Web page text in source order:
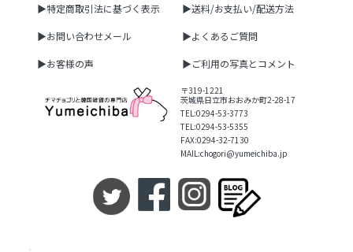
▶特定商取引法に基づく表示 ▶送料/お支払い/配送方法
▶お問い合わせメール ▶よくあるご質問
▶お客様の声 ▶ご利用の写真とコメント
〒319-1221
茨城県日立市おおみか町2-28-17
TEL:0294-53-3773
TEL:0294-53-5355
FAX:0294-32-7130
MAIL:chogori@yumeichiba.jp